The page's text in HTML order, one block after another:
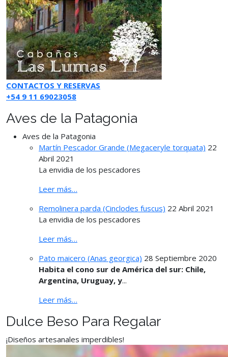
CONTACTOS Y RESERVAS
+54 9 11 69023058
Aves de la Patagonia
Aves de la Patagonia
Martín Pescador Grande (Megaceryle torquata) 22
Abril 2021
La envidia de los pescadores
Leer más…
Remolinera parda (Cinclodes fuscus) 22 Abril 2021
La envidia de los pescadores
Leer más…
Pato maicero (Anas georgica) 28 Septiembre 2020
Habita el cono sur de América del sur: Chile,
Argentina, Uruguay, y...
Leer más…
Dulce Beso Para Regalar
¡Diseños artesanales imperdibles!